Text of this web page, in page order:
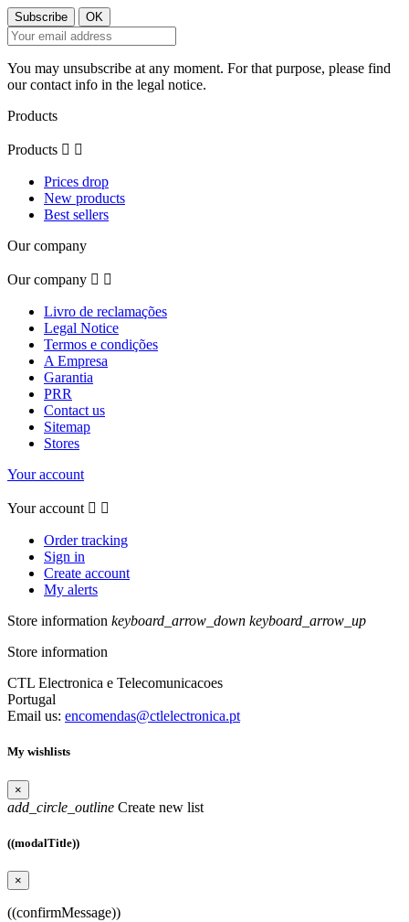
You may unsubscribe at any moment. For that purpose, please find
our contact info in the legal notice.
Products
Products  
Prices drop
New products
Best sellers
Our company
Our company  
Livro de reclamações
Legal Notice
Termos e condições
A Empresa
Garantia
PRR
Contact us
Sitemap
Stores
Your account
Your account  
Order tracking
Sign in
Create account
My alerts
Store information keyboard_arrow_down keyboard_arrow_up
Store information
CTL Electronica e Telecomunicacoes
Portugal
Email us: encomendas@ctlelectronica.pt
My wishlists
×
add_circle_outline Create new list
((modalTitle))
×
((confirmMessage))